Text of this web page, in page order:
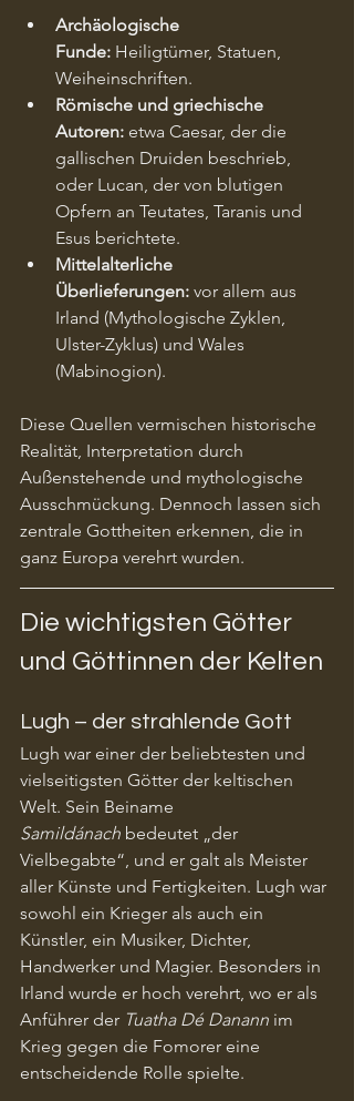
Archäologische
Funde: Heiligtümer, Statuen,
Weiheinschriften.
Römische und griechische
Autoren: etwa Caesar, der die
gallischen Druiden beschrieb,
oder Lucan, der von blutigen
Opfern an Teutates, Taranis und
Esus berichtete.
Mittelalterliche
Überlieferungen: vor allem aus
Irland (Mythologische Zyklen,
Ulster-Zyklus) und Wales
(Mabinogion).
Diese Quellen vermischen historische
Realität, Interpretation durch
Außenstehende und mythologische
Ausschmückung. Dennoch lassen sich
zentrale Gottheiten erkennen, die in
ganz Europa verehrt wurden.
Die wichtigsten Götter
und Göttinnen der Kelten
Lugh – der strahlende Gott
Lugh war einer der beliebtesten und
vielseitigsten Götter der keltischen
Welt. Sein Beiname
Samildánach bedeutet „der
Vielbegabte“, und er galt als Meister
aller Künste und Fertigkeiten. Lugh war
sowohl ein Krieger als auch ein
Künstler, ein Musiker, Dichter,
Handwerker und Magier. Besonders in
Irland wurde er hoch verehrt, wo er als
Anführer der Tuatha Dé Danann im
Krieg gegen die Fomorer eine
entscheidende Rolle spielte.